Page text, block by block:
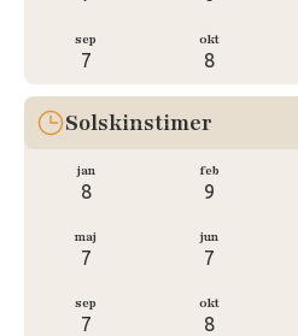
sep
7
okt
8
Solskinstimer
jan
8
feb
9
maj
7
jun
7
sep
7
okt
8